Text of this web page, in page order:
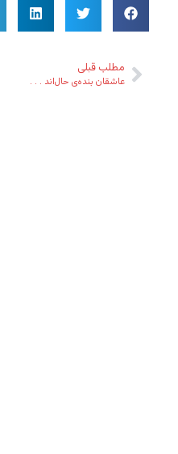
مطلب قبلی
عاشقان بنده‌ی حال‌اند . . .